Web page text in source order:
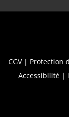
CGV Protection
Accessibilité